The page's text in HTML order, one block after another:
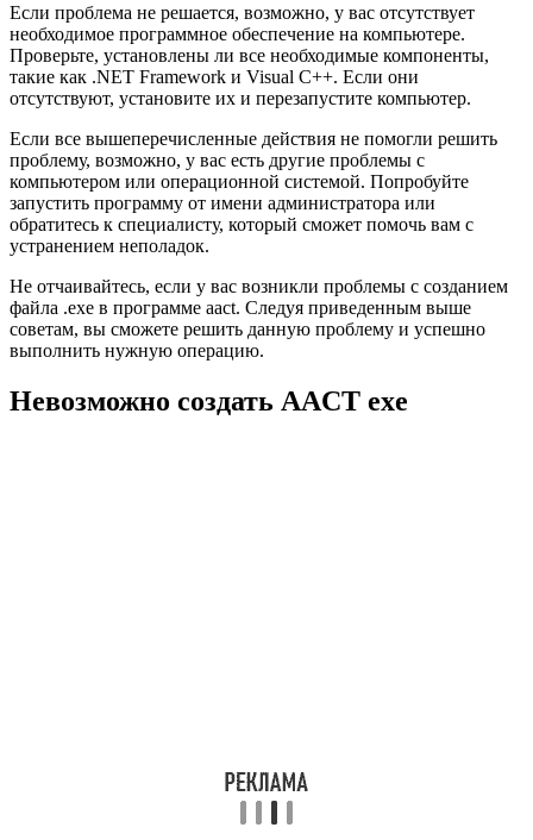
Если проблема не решается, возможно, у вас отсутствует
необходимое программное обеспечение на компьютере.
Проверьте, установлены ли все необходимые компоненты,
такие как .NET Framework и Visual C++. Если они
отсутствуют, установите их и перезапустите компьютер.
Если все вышеперечисленные действия не помогли решить
проблему, возможно, у вас есть другие проблемы с
компьютером или операционной системой. Попробуйте
запустить программу от имени администратора или
обратитесь к специалисту, который сможет помочь вам с
устранением неполадок.
Не отчаивайтесь, если у вас возникли проблемы с созданием
файла .exe в программе aact. Следуя приведенным выше
советам, вы сможете решить данную проблему и успешно
выполнить нужную операцию.
Невозможно создать AACT exe